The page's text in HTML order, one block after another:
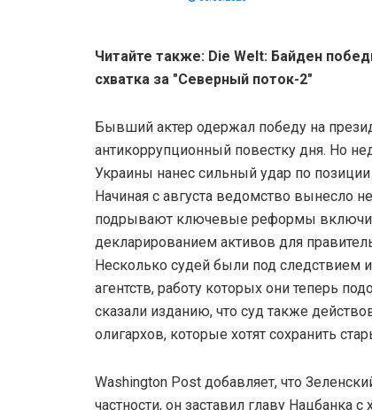
Читайте также: Die Welt: Байден
схватка за "Северный поток-2"
Бывший актер одержал победу на
антикоррупционный повестку дня. Но
Украины нанес сильный удар по позиции
Начиная с августа ведомство вынесло
подрывают ключевые реформы
декларированием активов для
Несколько судей были под следствием
агентств, работу которых они теперь
сказали изданию, что суд также
олигархов, которые хотят сохранить
Washington Post добавляет, что
частности, он заставил главу Нацбанка